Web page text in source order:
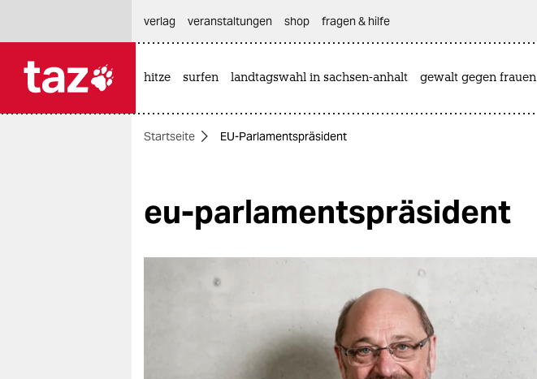
themen
öko
gesellschaft
verlag
veranstaltungen shop fragen & hilfe
hitze surfen landtagswahl in sachsen-anhalt gewalt gegen frauen
Startseite EU-Parlamentspräsident
eu-parlamentspräsident